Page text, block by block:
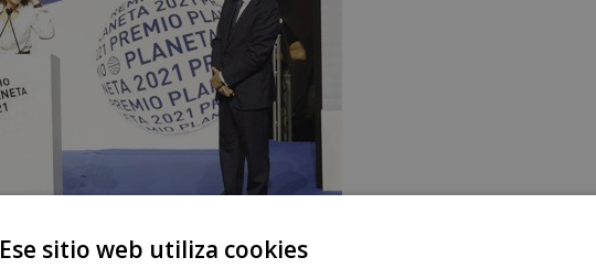
Ese sitio web utiliza cookies